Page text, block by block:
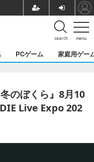
menu
search
PCゲーム 家庭用ゲー
のぼくら』8月10
Live Expo 202